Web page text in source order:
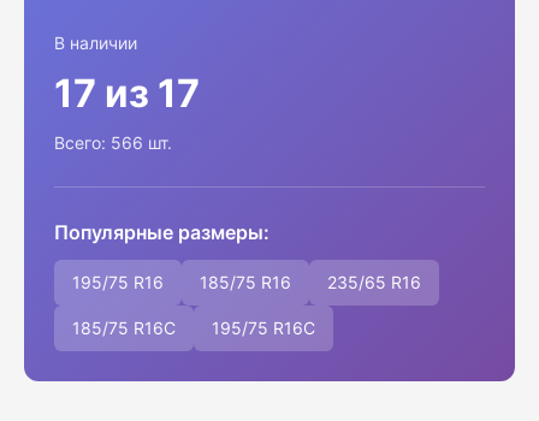
В наличии
17 из 17
Всего: 566 шт.
Популярные размеры:
195/75 R16 185/75 R16 235/65 R16
185/75 R16C 195/75 R16C